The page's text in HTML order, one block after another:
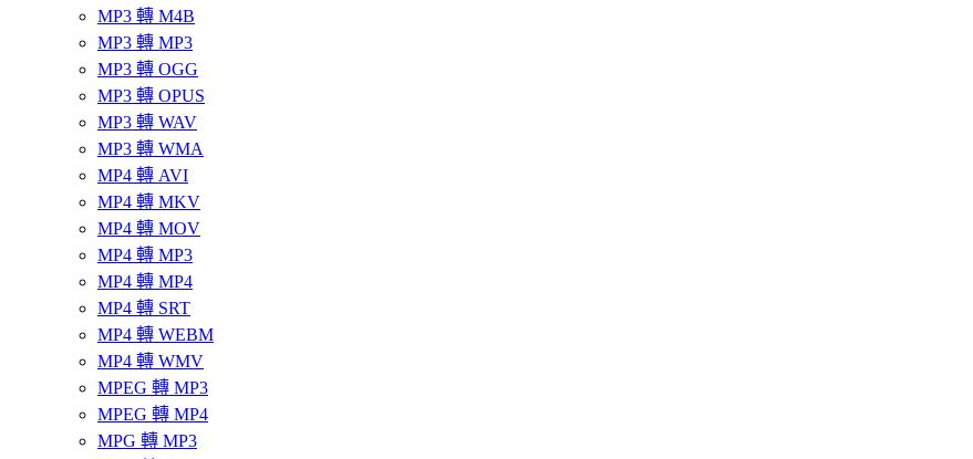
MP3 轉 M4B
MP3 轉 MP3
MP3 轉 OGG
MP3 轉 OPUS
MP3 轉 WAV
MP3 轉 WMA
MP4 轉 AVI
MP4 轉 MKV
MP4 轉 MOV
MP4 轉 MP3
MP4 轉 MP4
MP4 轉 SRT
MP4 轉 WEBM
MP4 轉 WMV
MPEG 轉 MP3
MPEG 轉 MP4
MPG 轉 MP3